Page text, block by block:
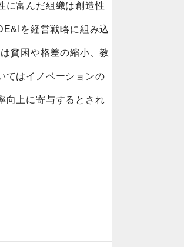
に富んだ組織は創造性
を経営戦略に組み込
貧困や格差の縮小、教
てはイノベーションの
向上に寄与するとされ